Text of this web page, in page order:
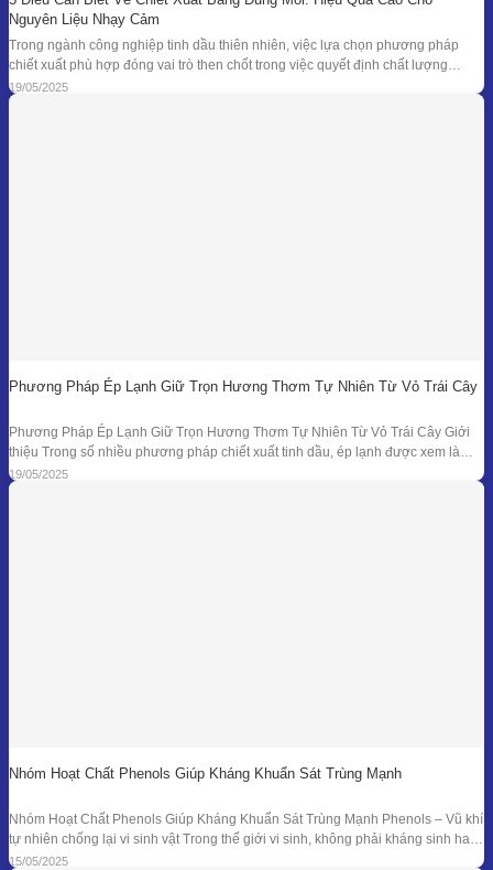
Nguyên Liệu Nhạy Cảm
Trong ngành công nghiệp tinh dầu thiên nhiên, việc lựa chọn phương pháp
chiết xuất phù hợp đóng vai trò then chốt trong việc quyết định chất lượng
thành phẩm – đặc biệt là đối với những loại nguyên liệu cao cấp và nhạy cảm.
Khi các phương pháp truyền thống như chưng cất lôi
19/05/2025
Phương Pháp Ép Lạnh Giữ Trọn Hương Thơm Tự Nhiên Từ Vỏ Trái Cây
Phương Pháp Ép Lạnh Giữ Trọn Hương Thơm Tự Nhiên Từ Vỏ Trái Cây Giới
thiệu Trong số nhiều phương pháp chiết xuất tinh dầu, ép lạnh được xem là
một trong những kỹ thuật đối với nguyên liệu đặc thù – đặc biệt là vỏ các loại
quả có mùi hương tươi mát như
19/05/2025
Nhóm Hoạt Chất Phenols Giúp Kháng Khuẩn Sát Trùng Mạnh
Nhóm Hoạt Chất Phenols Giúp Kháng Khuẩn Sát Trùng Mạnh Phenols – Vũ khí
tự nhiên chống lại vi sinh vật Trong thế giới vi sinh, không phải kháng sinh hay
hóa chất tổng hợp mới là “anh hùng” duy nhất. Từ hàng ngàn năm trước, các
15/05/2025